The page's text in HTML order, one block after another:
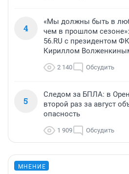
4
«Мы должны быть в
чем в прошлом
56.RU с президентом
Кириллом
2 140 Обсудить
5
Следом за БПЛА: в
второй раз за август
опасность
1 909 Обсудить
МНЕНИЕ